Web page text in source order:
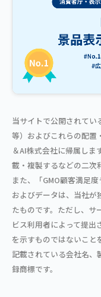
当サイトで公開されてい
等）およびこれらの配置
＆AI株式会社に帰属し
載・複製するなどの二次
また、「GMO顧客満足
およびデータは、当社
たものです。ただし、サ
ビス利用者によって提出
を示すものではないこと
記載されている会社名
録商標です。